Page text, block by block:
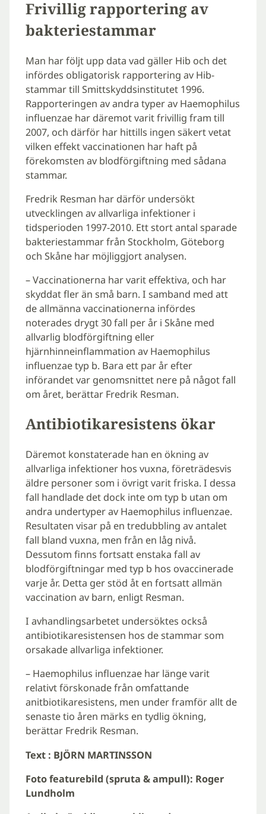
Frivillig rapportering av
bakteriestammar
Man har följt upp data vad gäller Hib och det
infördes obligatorisk rapportering av Hib-
stammar till Smittskyddsinstitutet 1996.
Rapporteringen av andra typer av Haemophilus
influenzae har däremot varit frivillig fram till
2007, och därför har hittills ingen säkert vetat
vilken effekt vaccinationen har haft på
förekomsten av blodförgiftning med sådana
stammar.
Fredrik Resman har därför undersökt
utvecklingen av allvarliga infektioner i
tidsperioden 1997-2010. Ett stort antal sparade
bakteriestammar från Stockholm, Göteborg
och Skåne har möjliggjort analysen.
– Vaccinationerna har varit effektiva, och har
skyddat fler än små barn. I samband med att
de allmänna vaccinationerna infördes
noterades drygt 30 fall per år i Skåne med
allvarlig blodförgiftning eller
hjärnhinneinflammation av Haemophilus
influenzae typ b. Bara ett par år efter
införandet var genomsnittet nere på något fall
om året, berättar Fredrik Resman.
Antibiotikaresistens ökar
Däremot konstaterade han en ökning av
allvarliga infektioner hos vuxna, företrädesvis
äldre personer som i övrigt varit friska. I dessa
fall handlade det dock inte om typ b utan om
andra undertyper av Haemophilus influenzae.
Resultaten visar på en tredubbling av antalet
fall bland vuxna, men från en låg nivå.
Dessutom finns fortsatt enstaka fall av
blodförgiftningar med typ b hos ovaccinerade
varje år. Detta ger stöd åt en fortsatt allmän
vaccination av barn, enligt Resman.
I avhandlingsarbetet undersöktes också
antibiotikaresistensen hos de stammar som
orsakade allvarliga infektioner.
– Haemophilus influenzae har länge varit
relativt förskonade från omfattande
anitbiotikaresistens, men under framför allt de
senaste tio åren märks en tydlig ökning,
berättar Fredrik Resman.
Text : BJÖRN MARTINSSON
Foto featurebild (spruta & ampull): Roger
Lundholm